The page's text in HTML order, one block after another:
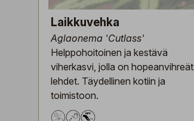
Laikkuvehka
Aglaonema 'Cutlass'
Helppohoitoinen ja kestävä
viherkasvi, jolla on hopeanvihreät
lehdet. Täydellinen kotiin ja
toimistoon.